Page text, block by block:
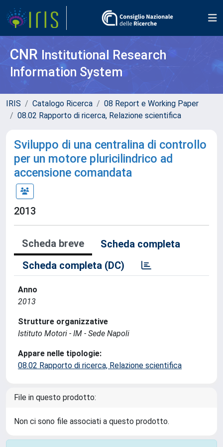
CNR Institutional Research
Information System
IRIS Catalogo Ricerca
08 Report e Working Paper
08.02 Rapporto di ricerca, Relazione scientifica
Sviluppo di una centralina di controllo
per un motore pluricilindrico ad
accensione comandata
2013
Scheda breve
Scheda completa
Scheda completa (DC)
Anno
2013
Strutture organizzative
Istituto Motori - IM - Sede Napoli
Appare nelle tipologie:
08.02 Rapporto di ricerca, Relazione scientifica
File in questo prodotto:
Non ci sono file associati a questo prodotto.